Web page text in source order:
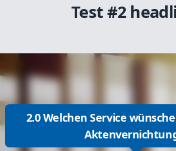
Test #2
2.0 Welchen Service